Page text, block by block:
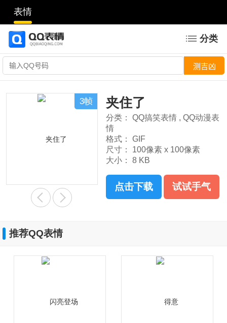
表情
分类
3帧 夹住了
分类： QQ搞笑表情 , QQ动漫表
情
格式：
GIF
尺寸：
100像素 x 100像素
大小：
8 KB
点击下载 试试手气
推荐QQ表情